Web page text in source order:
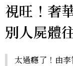
視旺！奢
別人屍體
太過癮了！由